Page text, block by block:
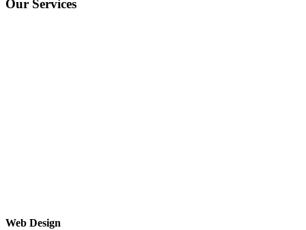
Our Services
Web Design